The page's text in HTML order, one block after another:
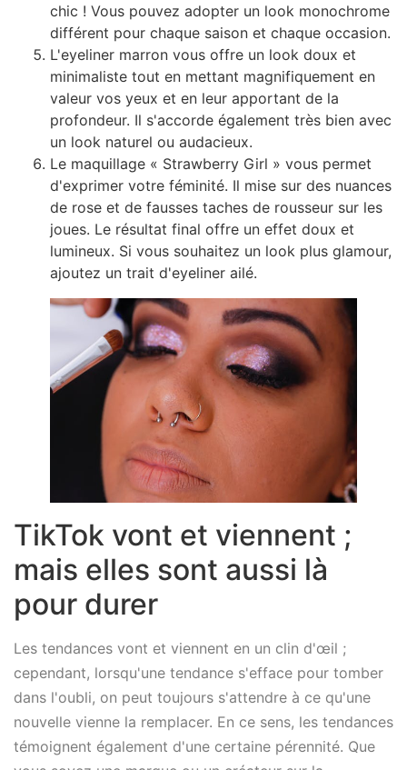
chic ! Vous pouvez adopter un look monochrome
différent pour chaque saison et chaque occasion.
L'eyeliner marron vous offre un look doux et
minimaliste tout en mettant magnifiquement en
valeur vos yeux et en leur apportant de la
profondeur. Il s'accorde également très bien avec
un look naturel ou audacieux.
Le maquillage « Strawberry Girl » vous permet
d'exprimer votre féminité. Il mise sur des nuances
de rose et de fausses taches de rousseur sur les
joues. Le résultat final offre un effet doux et
lumineux. Si vous souhaitez un look plus glamour,
ajoutez un trait d'eyeliner ailé.
TikTok vont et viennent ;
mais elles sont aussi là
pour durer
Les tendances vont et viennent en un clin d'œil ;
cependant, lorsqu'une tendance s'efface pour tomber
dans l'oubli, on peut toujours s'attendre à ce qu'une
nouvelle vienne la remplacer. En ce sens, les tendances
témoignent également d'une certaine pérennité. Que